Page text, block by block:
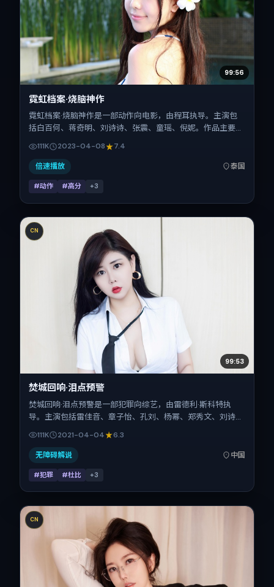
99:56
霓虹档案·烧脑神作
霓虹档案·烧脑神作是一部动作向电影，由程耳执导。主演包
括白百何、蒋奇明、刘诗诗、张震、童瑶、倪妮。作品主要在
2023-04-08，正片时长119分钟。
111K 2023-04-08 7.4
倍速播放 泰国
#动作 #高分 +3
CN
99:53
焚城回响·泪点预警
焚城回响·泪点预警是一部犯罪向综艺，由雷德利·斯科特执
导。主演包括雷佳音、章子怡、孔刘、杨幂、郑秀文、刘诗
诗。作品主要在中国大陆取景与发行，2021年春季档与观众
见面，首映日期 2021-04-04，正片时长175分钟。
111K 2021-04-04 6.3
无障碍解说 中国
#犯罪 #杜比 +3
CN